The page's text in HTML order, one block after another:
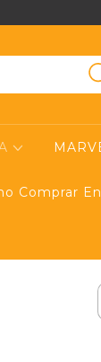
Comprar